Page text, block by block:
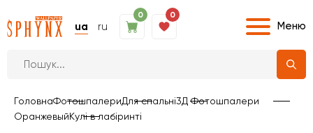
ua ru
0 0
Меню
ГоловнаФотошпалериДля спальні3Д Фотошпалери
ОранжевыйКулі в лабіринті